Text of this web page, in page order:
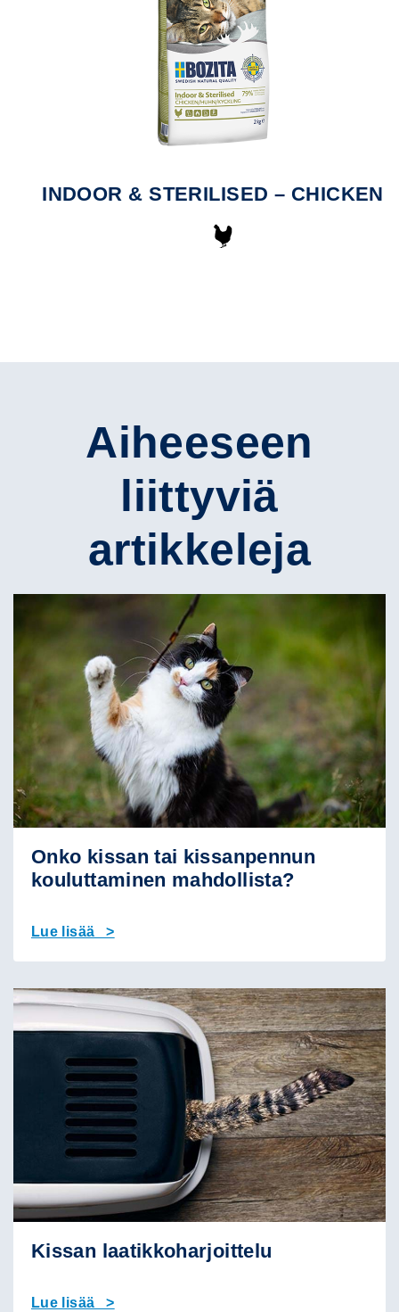
INDOOR & STERILISED – CHICKEN
Aiheeseen
liittyviä
artikkeleja
Onko kissan tai kissanpennun
kouluttaminen mahdollista?
Lue lisää >
Kissan laatikkoharjoittelu
Lue lisää >